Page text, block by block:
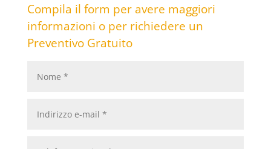
Compila il form per avere maggiori
informazioni o per richiedere un
Preventivo Gratuito